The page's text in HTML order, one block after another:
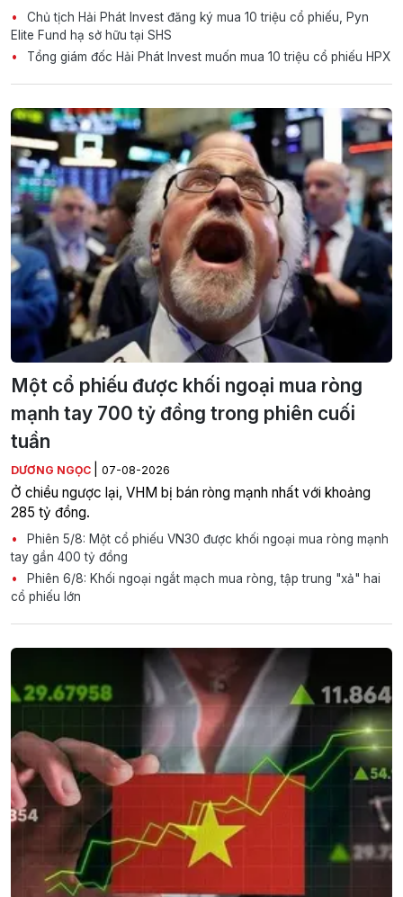
Chủ tịch Hải Phát Invest đăng ký mua 10 triệu cổ phiếu, Pyn
Elite Fund hạ sở hữu tại SHS
Tổng giám đốc Hải Phát Invest muốn mua 10 triệu cổ phiếu HPX
Một cổ phiếu được khối ngoại mua ròng
mạnh tay 700 tỷ đồng trong phiên cuối
tuần
DƯƠNG NGỌC 07-08-2026
Ở chiều ngược lại, VHM bị bán ròng mạnh nhất với khoảng
285 tỷ đồng.
Phiên 5/8: Một cổ phiếu VN30 được khối ngoại mua ròng mạnh
tay gần 400 tỷ đồng
Phiên 6/8: Khối ngoại ngắt mạch mua ròng, tập trung "xả" hai
cổ phiếu lớn